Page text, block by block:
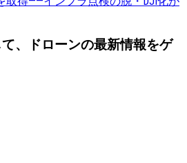
、ドローンの最新情報をゲ